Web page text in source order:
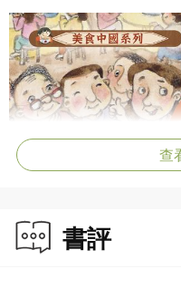
查
書評